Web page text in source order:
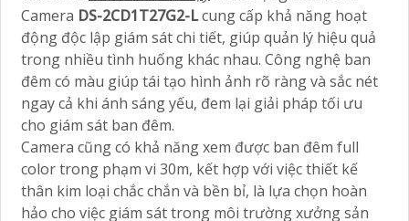
Camera DS-2CD1T27G2-Lcung cấp khả năng hoạt
động độc lập giám sát chi tiết, giúp quản lý hiệu quả
trong nhiều tình huống khác nhau. Công nghệ ban
đêm có màu giúp tái tạo hình ảnh rõ ràng và sắc nét
ngay cả khi ánh sáng yếu, đem lại giải pháp tối ưu
cho giám sát ban đêm.
Camera cũng có khả năng xem được ban đêm full
color trong phạm vi 30m, kết hợp với việc thiết kế
thân kim loại chắc chắn và bền bỉ, là lựa chọn hoàn
hảo cho việc giám sát trong môi trường xưởng sản